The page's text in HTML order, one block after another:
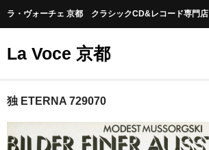
ラ・ヴォーチェ 京都 クラシックCD&レコード専門店
La Voce 京都
CATALOG LP
独 ETERNA 729070